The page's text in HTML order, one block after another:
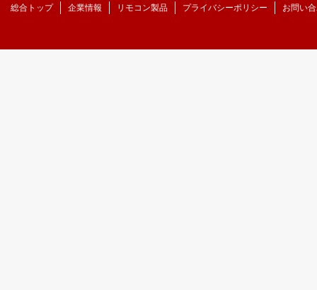
総合トップ 企業情報 リモコン製品 プライバシーポリシー お問い